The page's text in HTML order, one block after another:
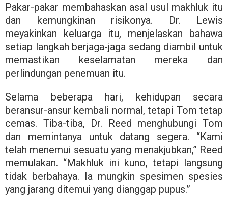
Pakar-pakar membahaskan asal usul makhluk itu
dan kemungkinan risikonya. Dr. Lewis
meyakinkan keluarga itu, menjelaskan bahawa
setiap langkah berjaga-jaga sedang diambil untuk
memastikan keselamatan mereka dan
perlindungan penemuan itu.
Selama beberapa hari, kehidupan secara
beransur-ansur kembali normal, tetapi Tom tetap
cemas. Tiba-tiba, Dr. Reed menghubungi Tom
dan memintanya untuk datang segera. “Kami
telah menemui sesuatu yang menakjubkan,” Reed
memulakan. “Makhluk ini kuno, tetapi langsung
tidak berbahaya. Ia mungkin spesimen spesies
yang jarang ditemui yang dianggap pupus.”